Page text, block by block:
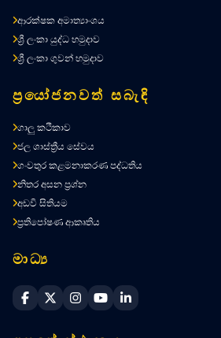
ආරක්ෂක අමාත්‍යාංශය
ශ්‍රී ලංකා යුද්ධ හමුදාව
ශ්‍රී ලංකා ගුවන් හමුදාව
ප්‍රයෝජනවත් සබැඳි
ගාලු කථිකාව
ජල ශාස්ත්‍රීය සේවය
ගංවතුර කළමනාකරණ පද්ධතිය
නිතර අසන ප්‍රශ්න
අඩවි සිතියම
ප්‍රතිපෝෂණ ආකෘතිය
මාධ්‍ය
Sri Lanka Navy Facebook
Sri Lanka Navy X
Sri Lanka Navy Instagram
Sri Lanka Navy
Sri Lanka Navy